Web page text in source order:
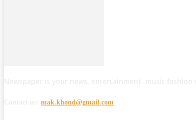
mak.khond@gmail.com